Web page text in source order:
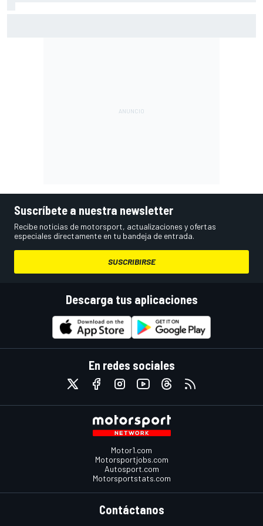
Suscríbete a nuestra newsletter
Recibe noticias de motorsport, actualizaciones y ofertas
especiales directamente en tu bandeja de entrada.
SUSCRIBIRSE
Descarga tus aplicaciones
En redes sociales
Motor1.com
Motorsportjobs.com
Autosport.com
Motorsportstats.com
Contáctanos